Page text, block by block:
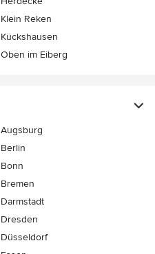
Klein Reken
Kückshausen
Oben im Eiberg
Augsburg
Berlin
Bonn
Bremen
Darmstadt
Dresden
Düsseldorf